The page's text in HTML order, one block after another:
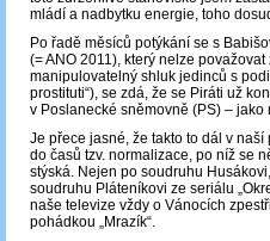
mládí a nadbytku energie, toho
Po řadě měsíců potýkání se s
(= ANO 2011), který nelze
manipulovatelný shluk jedinců s
prostituti“), se zdá, že se Piráti už
v Poslanecké sněmovně (PS) –
Je přece jasné, že takto to dál v
do časů tzv. normalizace, po níž se
stýská. Nejen po soudruhu
soudruhu Pláteníkovi ze seriálu
naše televize vždy o Vánocích
pohádkou „Mrazík“.